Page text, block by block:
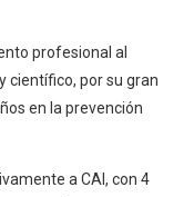
profesional al
científico, por su gran
en la prevención
a CAI, con 4